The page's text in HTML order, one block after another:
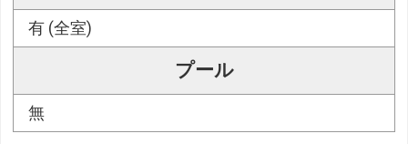
有 (全室)
プール
無